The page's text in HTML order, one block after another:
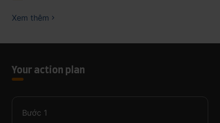
Xem thêm
Your action plan
Bước 1